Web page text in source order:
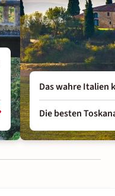
Das wahre Italien
Die besten